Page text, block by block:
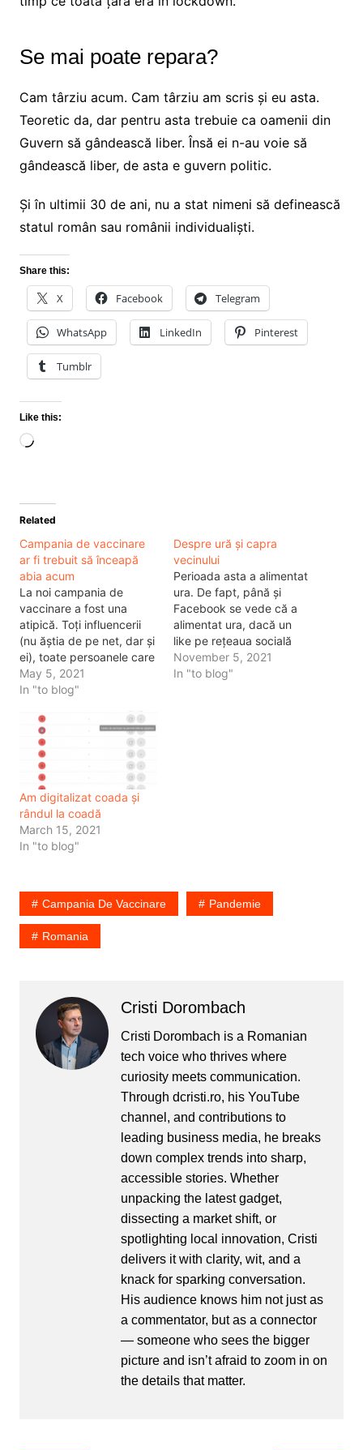
Se mai poate repara?
Cam târziu acum. Cam târziu am scris și eu asta.
Teoretic da, dar pentru asta trebuie ca oamenii din
Guvern să gândească liber. Însă ei n-au voie să
gândească liber, de asta e guvern politic.
Și în ultimii 30 de ani, nu a stat nimeni să definească
statul român sau românii individualiști.
Share this:
X Facebook Telegram
WhatsApp LinkedIn Pinterest
Tumblr
Like this:
Loading…
Related
Campania de vaccinare
ar fi trebuit să înceapă
abia acum
La noi campania de
vaccinare a fost una
atipică. Toți influencerii
(nu ăștia de pe net, dar și
ei), toate persoanele care
trebuiau să se influențeze
oamenii ca să se
când nu trebuia. Guvernul
s-a vaccinat în ianuarie,
odată cu medicii, poate
sunt medicii sufletelor
noastre și…
May 5, 2021
In "to blog"
Despre ură și capra
vecinului
Perioada asta a alimentat
ura. De fapt, până și
Facebook se vede că a
alimentat ura, dacă un
like pe rețeaua socială
era de 5 ori mai puțin
important ca un emoticon
November 5, 2021
In "to blog"
Am digitalizat coada și
rândul la coadă
March 15, 2021
In "to blog"
Campania De Vaccinare Pandemie
Romania
Cristi Dorombach
Cristi Dorombach is a Romanian
tech voice who thrives where
curiosity meets communication.
Through dcristi.ro, his YouTube
channel, and contributions to
leading business media, he breaks
down complex trends into sharp,
accessible stories. Whether
unpacking the latest gadget,
dissecting a market shift, or
spotlighting local innovation, Cristi
delivers it with clarity, wit, and a
knack for sparking conversation.
His audience knows him not just as
a commentator, but as a connector
— someone who sees the bigger
picture and isn’t afraid to zoom in on
the details that matter.